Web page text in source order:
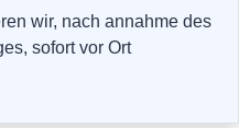
wir, nach annahme des
sofort vor Ort